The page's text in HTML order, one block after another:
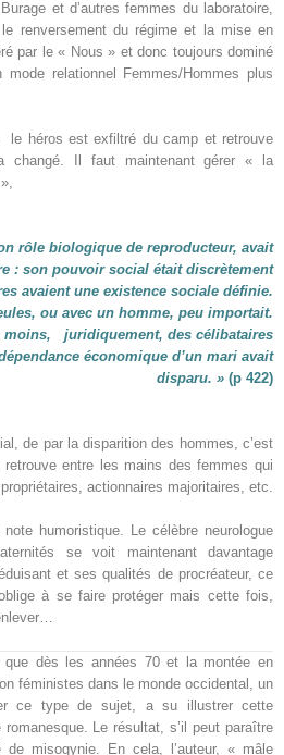
et d’autres femmes du laboratoire,
renversement du régime et la mise en
par le « Nous » et donc toujours dominé
relationnel Femmes/Hommes plus
le héros est exfiltré du camp et retrouve
changé. Il faut maintenant gérer « la
rôle biologique de reproducteur, avait
: son pouvoir social était discrètement
avaient une existence sociale définie.
ou avec un homme, peu importait.
moins, juridiquement, des célibataires
économique d’un mari avait
disparu. » (p 422)
de par la disparition des hommes, c’est
entre les mains des femmes qui
actionnaires majoritaires, etc.
humoristique. Le célèbre neurologue
se voit maintenant davantage
et ses qualités de procréateur, ce
à se faire protéger mais cette fois,
dès les années 70 et la montée en
féministes dans le monde occidental, un
ce type de sujet, a su illustrer cette
Le résultat, s’il peut paraître
misogynie. En cela, l’auteur, « mâle